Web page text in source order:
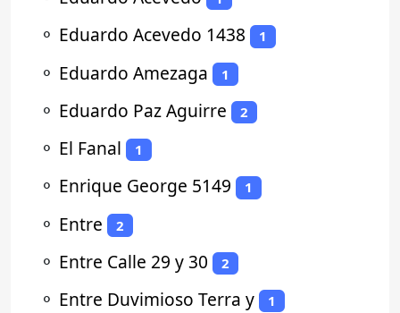
⚬ Eduardo Acevedo 1438 1
⚬ Eduardo Amezaga 1
⚬ Eduardo Paz Aguirre 2
⚬ El Fanal 1
⚬ Enrique George 5149 1
⚬ Entre 2
⚬ Entre Calle 29 y 30 2
⚬ Entre Duvimioso Terra y 1